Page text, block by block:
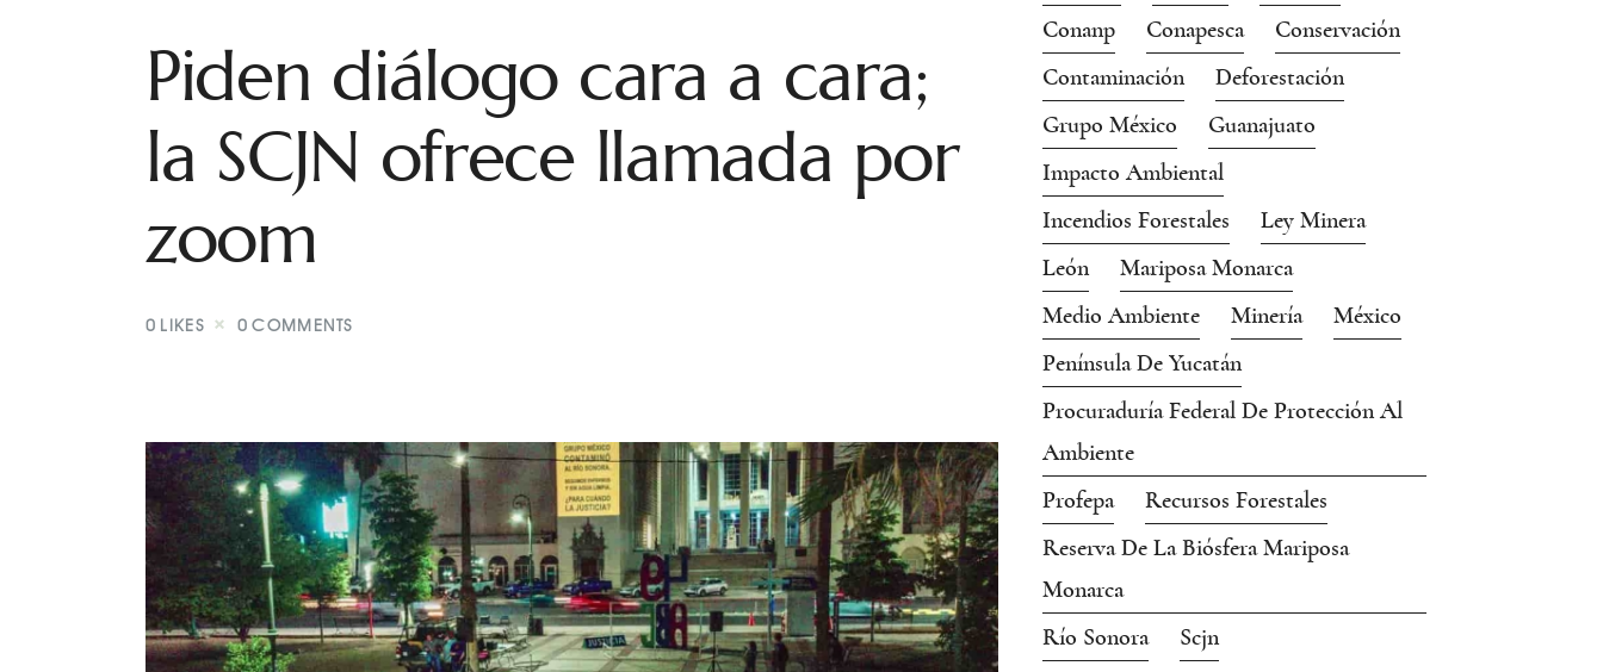
Piden diálogo cara a cara;
la SCJN ofrece llamada por
zoom
0 LIKES 0 COMMENTS
Conanp
Conapesca
Conservación
Contaminación
Deforestación
Grupo México
Guanajuato
Impacto Ambiental
Incendios Forestales
Ley Minera
León
Mariposa Monarca
Medio Ambiente
Minería
México
Península De Yucatán
Procuraduría Federal De Protección Al
Ambiente
Profepa
Recursos Forestales
Reserva De La Biósfera Mariposa
Monarca
Río Sonora
Scjn